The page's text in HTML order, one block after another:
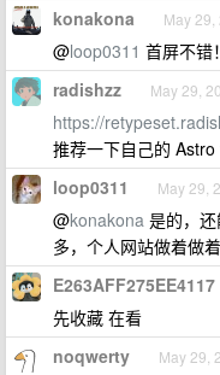
konakona May 29,
@loop0311 首屏不
radishzz May 29,
https://
推荐一下自己的
loop0311 May 29,
@konakona 是的，
多，个人网站做着做
E263AFF275EE4117
先收藏 在看
noqwerty May 29,